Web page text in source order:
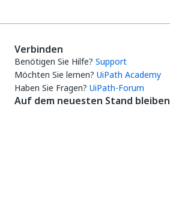
Verbinden
Benötigen Sie Hilfe? Support
Möchten Sie lernen? UiPath Academy
Haben Sie Fragen? UiPath-Forum
Auf dem neuesten Stand bleiben